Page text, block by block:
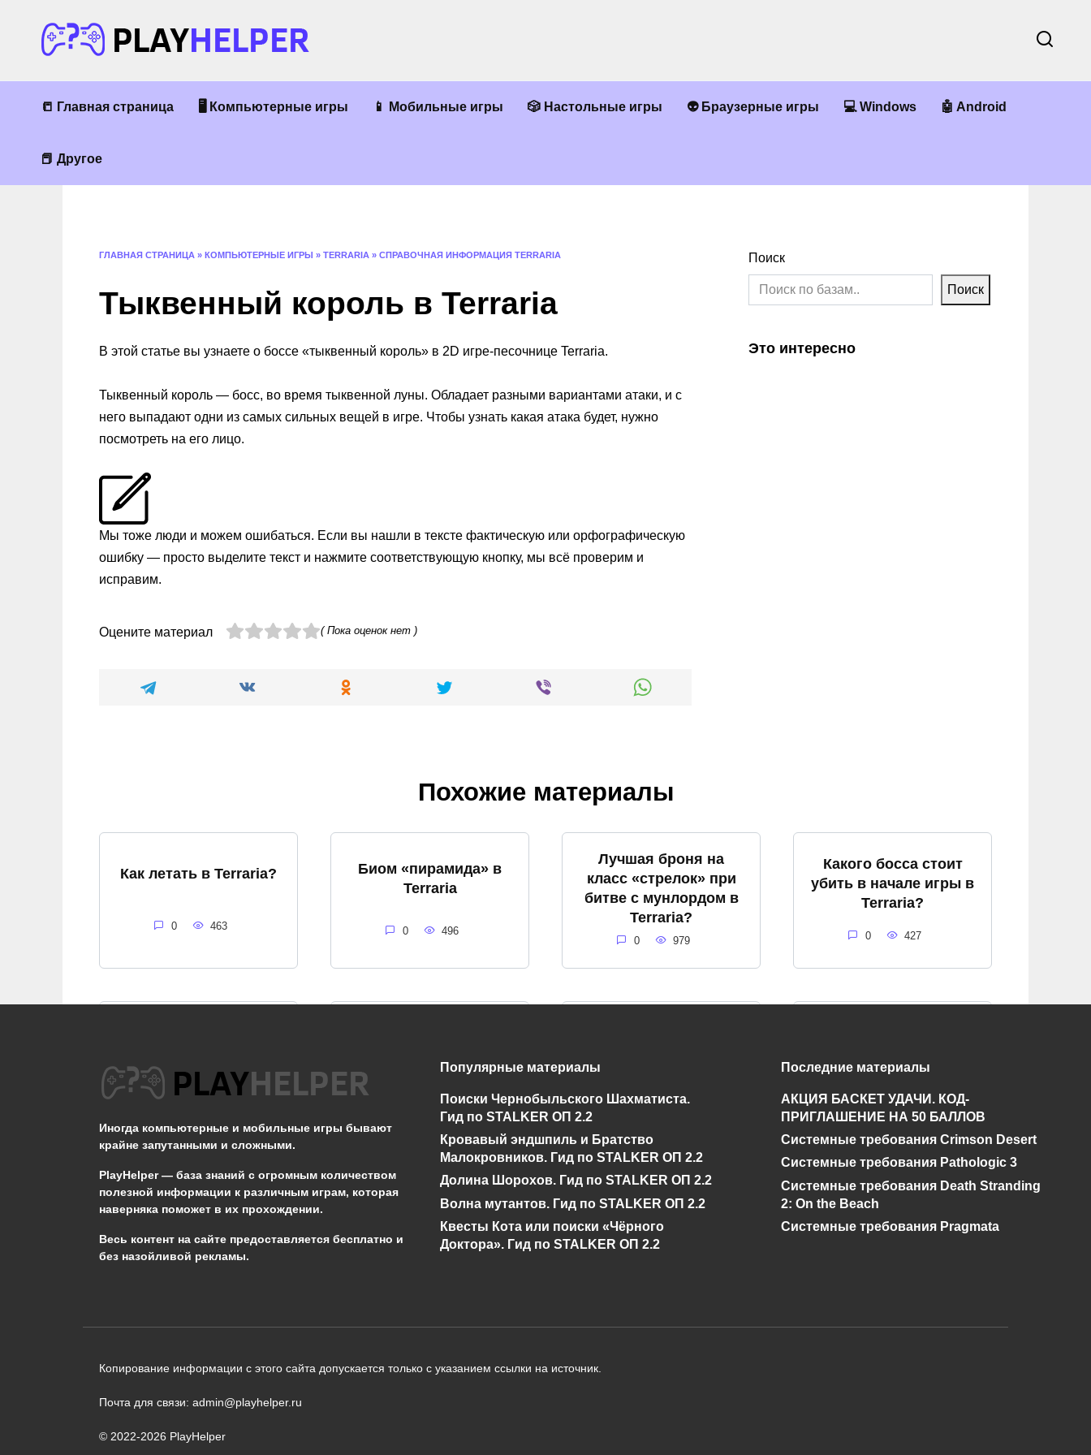
содержанию
📒 Главная страница 🖥 Компьютерные игры 📱 Мобильные игры 🎲 Настольные игры 👽 Браузерные игры 💻 Windows 🤖 Android
📕 Другое
ГЛАВНАЯ СТРАНИЦА » КОМПЬЮТЕРНЫЕ ИГРЫ » TERRARIA » СПРАВОЧНАЯ ИНФОРМАЦИЯ TERRARIA
Тыквенный король в Terraria
В этой статье вы узнаете о боссе «тыквенный король» в 2D игре-песочнице Terraria.
Тыквенный король — босс, во время тыквенной луны. Обладает разными вариантами атаки, и с
него выпадают одни из самых сильных вещей в игре. Чтобы узнать какая атака будет, нужно
посмотреть на его лицо.
Мы тоже люди и можем ошибаться. Если вы нашли в тексте фактическую или орфографическую
ошибку — просто выделите текст и нажмите соответствующую кнопку, мы всё проверим и
исправим.
Оцените материал ( Пока оценок нет )
Поиск
Поиск
Это интересно
Похожие материалы
Как летать в Terraria?
0 463
Биом «пирамида» в
Terraria
0 496
Лучшая броня на
класс «стрелок» при
битве с мунлордом в
Terraria?
0 979
Какого босса стоит
убить в начале игры в
Terraria?
0 427
0 744
Terraria
«ты выглядишь
Опять дразнил
слизней» в Terraria?
0 361
Иногда компьютерные и мобильные игры бывают
крайне запутанными и сложными.
PlayHelper — база знаний с огромным количеством
полезной информации к различным играм, которая
наверняка поможет в их прохождении.
Весь контент на сайте предоставляется бесплатно и
без назойливой рекламы.
Популярные материалы
Поиски Чернобыльского Шахматиста.
Гид по STALKER ОП 2.2
Кровавый эндшпиль и Братство
Малокровников. Гид по STALKER ОП 2.2
Долина Шорохов. Гид по STALKER ОП 2.2
Волна мутантов. Гид по STALKER ОП 2.2
Квесты Кота или поиски «Чёрного
Доктора». Гид по STALKER ОП 2.2
Последние материалы
АКЦИЯ БАСКЕТ УДАЧИ. КОД-
ПРИГЛАШЕНИЕ НА 50 БАЛЛОВ
Системные требования Crimson Desert
Системные требования Pathologic 3
Системные требования Death Stranding
2: On the Beach
Системные требования Pragmata
Копирование информации с этого сайта допускается только с указанием ссылки на источник.
Почта для связи: admin@playhelper.ru
© 2022-2026 PlayHelper
Сообщить об ошибке